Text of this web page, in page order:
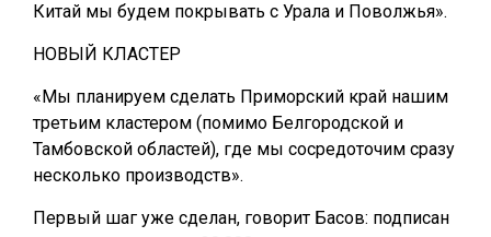
Китай мы будем покрывать с Урала и Поволжья».
НОВЫЙ КЛАСТЕР
«Мы планируем сделать Приморский край нашим
третьим кластером (помимо Белгородской и
Тамбовской областей), где мы сосредоточим сразу
несколько производств».
Первый шаг уже сделан, говорит Басов: подписан